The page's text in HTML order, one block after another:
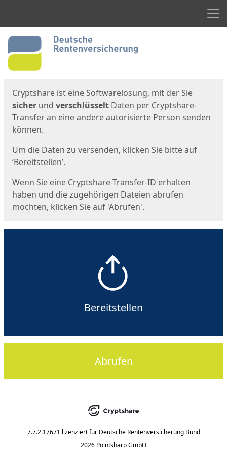
Start
Cryptshare ist eine Softwarelösung, mit der Sie
sicher und verschlüsselt Daten per Cryptshare-
Transfer an eine andere autorisierte Person senden
können.
Um die Daten zu versenden, klicken Sie bitte auf
‘Bereitstellen’.
Wenn Sie eine Cryptshare-Transfer-ID erhalten
haben und die zugehörigen Dateien abrufen
möchten, klicken Sie auf 'Abrufen'.
Bereitstellen
Abrufen
7.7.2.17671 lizenziert für Deutsche Rentenversicherung Bund
2026 Pointsharp GmbH